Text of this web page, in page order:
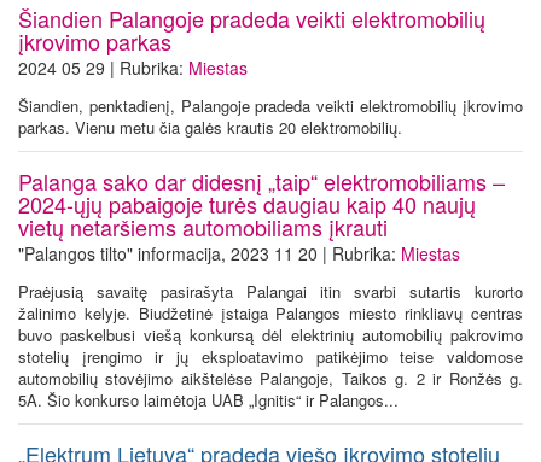
Šiandien Palangoje pradeda veikti elektromobilių
įkrovimo parkas
2024 05 29 | Rubrika: Miestas
Šiandien, penktadienį, Palangoje pradeda veikti elektromobilių įkrovimo
parkas. Vienu metu čia galės krautis 20 elektromobilių.
Palanga sako dar didesnį „taip“ elektromobiliams –
2024-ųjų pabaigoje turės daugiau kaip 40 naujų
vietų netaršiems automobiliams įkrauti
"Palangos tilto" informacija, 2023 11 20 | Rubrika: Miestas
Praėjusią savaitę pasirašyta Palangai itin svarbi sutartis kurorto
žalinimo kelyje. Biudžetinė įstaiga Palangos miesto rinkliavų centras
buvo paskelbusi viešą konkursą dėl elektrinių automobilių pakrovimo
stotelių įrengimo ir jų eksploatavimo patikėjimo teise valdomose
automobilių stovėjimo aikštelėse Palangoje, Taikos g. 2 ir Ronžės g.
5A. Šio konkurso laimėtoja UAB „Ignitis“ ir Palangos...
„Elektrum Lietuva“ pradeda viešo įkrovimo stotelių